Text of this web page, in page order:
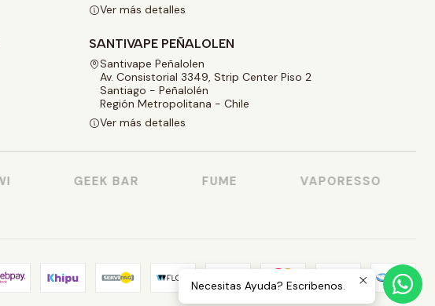
Ver más detalles
SANTIVAPE PEÑALOLEN
Santivape Peñalolen
Av. Consistorial 3349, Strip Center Piso 2
Santiago - Peñalolén
Región Metropolitana - Chile
Ver más detalles
GEEK BAR FUME VAPORESSO
Necesitas Ayuda? Escribenos.